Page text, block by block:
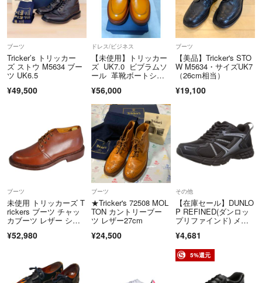
ブーツ
Tricker’s トリッカー
ズ ストウ M5634 ブー
ツ UK6.5
¥49,500
ドレス/ビジネス
【未使用】トリッカー
ズ UK7.0 ビブラムソ
ール 革靴ボートシュ
¥56,000
ブーツ
【美品】Tricker's STO
W M5634・サイズUK7
（26cm相当）
¥19,100
ブーツ
未使用 トリッカーズ T
rickers ブーツ チャッ
カブーツ レザー シュ
ランド製 7.5(26cm) ブ
¥52,980
ブーツ
★Tricker's 72508 MOL
TON カントリーブー
ツ レザー27cm
¥24,500
その他
【在庫セール】DUNLO
P REFINED(ダンロッ
プリファインド) メン
¥4,681
5%還元